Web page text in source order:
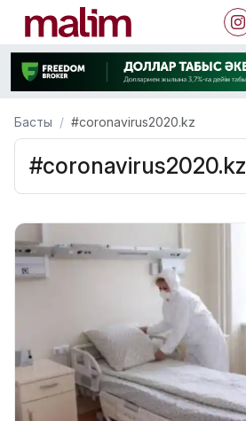
Басты #coronavirus2020.kz
#coronavirus2020.kz